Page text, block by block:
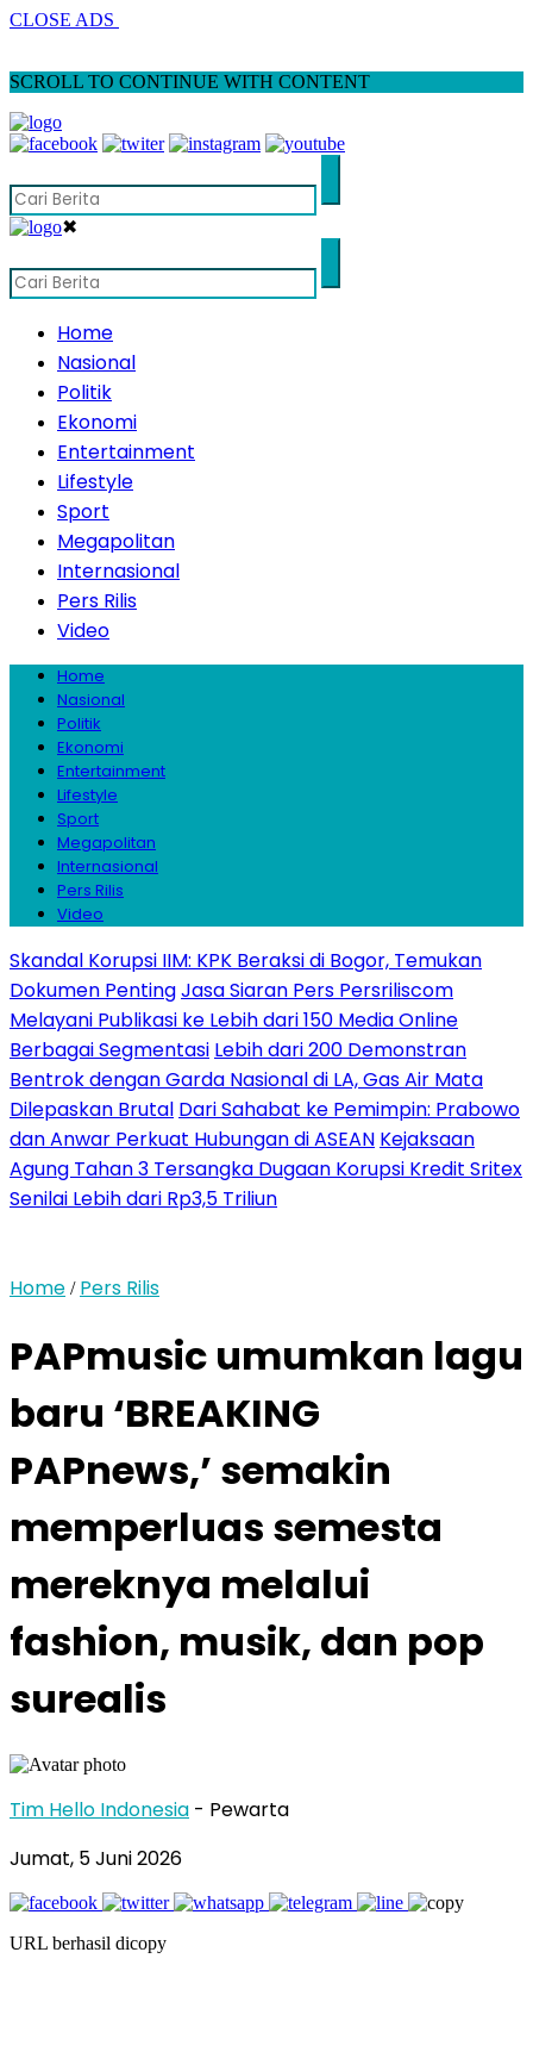
CLOSE ADS
SCROLL TO CONTINUE WITH CONTENT
✖
Home
Nasional
Politik
Ekonomi
Entertainment
Lifestyle
Sport
Megapolitan
Internasional
Pers Rilis
Video
Home
Nasional
Politik
Ekonomi
Entertainment
Lifestyle
Sport
Megapolitan
Internasional
Pers Rilis
Video
Skandal Korupsi IIM: KPK Beraksi di Bogor, Temukan
Dokumen PentingJasa Siaran Pers Persriliscom
Melayani Publikasi ke Lebih dari 150 Media Online
Berbagai Segmentasi Lebih dari 200 Demonstran
Bentrok dengan Garda Nasional di LA, Gas Air Mata
Dilepaskan Brutal Dari Sahabat ke Pemimpin: Prabowo
dan Anwar Perkuat Hubungan di ASEAN Kejaksaan
Agung Tahan 3 Tersangka Dugaan Korupsi Kredit Sritex
Senilai Lebih dari Rp3,5 Triliun
Home / Pers Rilis
PAPmusic umumkan lagu
baru ‘BREAKING
PAPnews,’ semakin
memperluas semesta
mereknya melalui
fashion, musik, dan pop
surealis
Tim Hello Indonesia - Pewarta
Jumat, 5 Juni 2026
URL berhasil dicopy